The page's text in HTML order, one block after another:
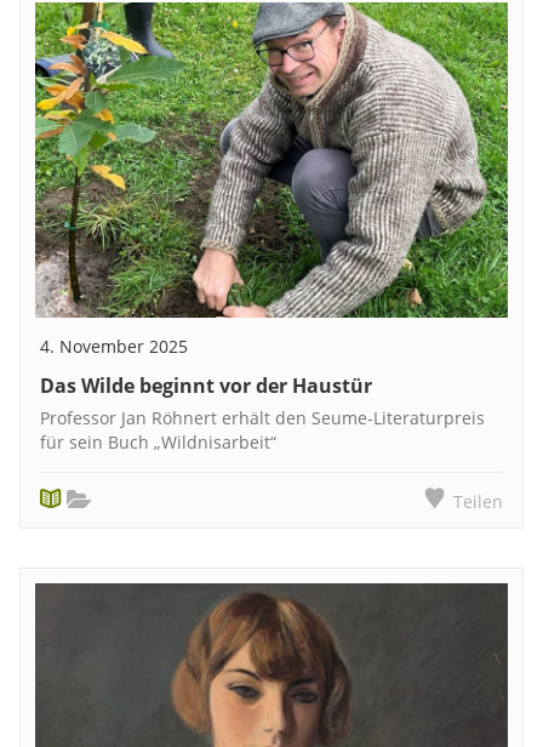
4. November 2025
Das Wilde beginnt vor der Haustür
Professor Jan Röhnert erhält den Seume-Literaturpreis
für sein Buch „Wildnisarbeit“
Teilen